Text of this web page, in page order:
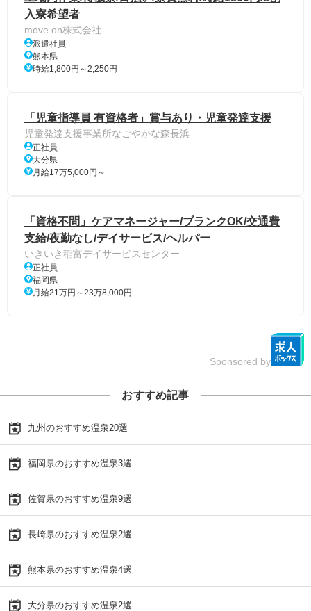
入寮希望者
move on株式会社
派遣社員
熊本県
時給1,800円～2,250円
「児童指導員 有資格者」賞与あり・児童発達支援
児童発達支援事業所なごやかな森長浜
正社員
大分県
月給17万5,000円～
「資格不問」ケアマネージャー/ブランクOK/交通費
支給/夜勤なし/デイサービス/ヘルパー
いきいき稲富デイサービスセンター
正社員
福岡県
月給21万円～23万8,000円
Sponsored by
おすすめ記事
九州のおすすめ温泉20選
福岡県のおすすめ温泉3選
佐賀県のおすすめ温泉9選
長崎県のおすすめ温泉2選
熊本県のおすすめ温泉4選
大分県のおすすめ温泉2選